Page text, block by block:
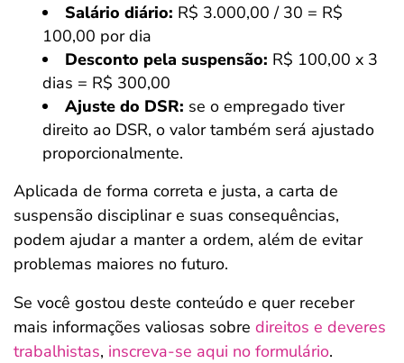
Salário diário: R$ 3.000,00 / 30 = R$
100,00 por dia
Desconto pela suspensão: R$ 100,00 x 3
dias = R$ 300,00
Ajuste do DSR: se o empregado tiver
direito ao DSR, o valor também será ajustado
proporcionalmente.
Aplicada de forma correta e justa, a carta de
suspensão disciplinar e suas consequências,
podem ajudar a manter a ordem, além de evitar
problemas maiores no futuro.
Se você gostou deste conteúdo e quer receber
mais informações valiosas sobre direitos e deveres
trabalhistas, inscreva-se aqui no formulário.